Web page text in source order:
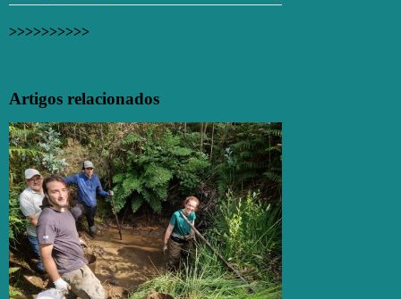
>>>>>>>>>>
mas
publicado)
Artigos relacionados